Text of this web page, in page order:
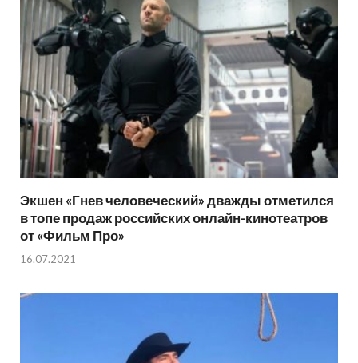
Экшен «Гнев человеческий» дважды отметился
в топе продаж российских онлайн-кинотеатров
от «Фильм Про»
16.07.2021